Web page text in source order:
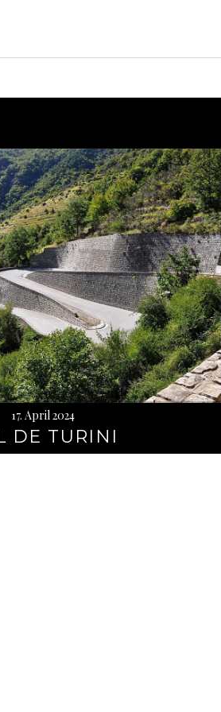
17. April 2024
DE TURINI